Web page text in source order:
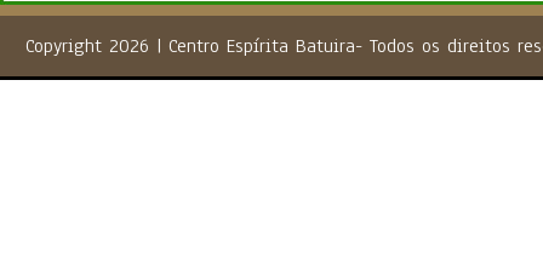
Copyright 2026 | Centro Espírita Batuira- Todos os